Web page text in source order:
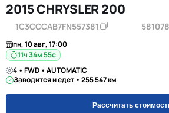
2015 CHRYSLER 200
1C3CCCAB7FN557381
пн, 10 авг, 17:00
11ч 34м 55с
4 • FWD • AUTOMATIC
Заводится и едет • 255 547 км
Рассчитать